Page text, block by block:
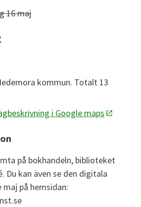
16 maj
kommun. Totalt 13
i Google maps
på bokhandeln, biblioteket
Du kan även se den digitala
på hemsidan: